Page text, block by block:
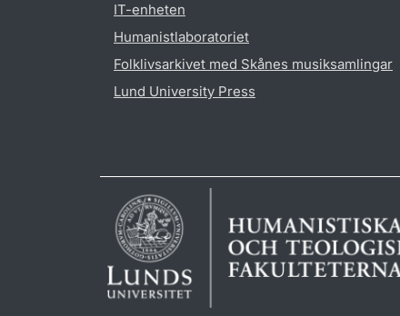
IT-enheten
Humanistlaboratoriet
Folklivsarkivet med Skånes musiksamlingar
Lund University Press